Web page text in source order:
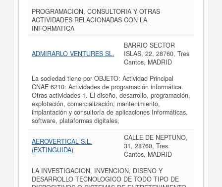
PROGRAMACION, CONSULTORIA Y OTRAS
ACTIVIDADES RELACIONADAS CON LA
INFORMATICA
ADMIRARLO VENTURES SL.
BARRIO SECTOR
ISLAS, 22, 28760, Tres
Cantos, MADRID
La sociedad tiene por OBJETO: Actividad Principal
CNAE 6210: Actividades de programación informática.
Otras actividades 1. El diseño, desarrollo, programación,
explotación, comercialización, mantenimiento,
implantación y consultoría de aplicaciones Informáticas,
software, plataformas digitales,
AEROVERTICAL S.L.
(EXTINGUIDA)
CALLE DE NEPTUNO,
31, 28760, Tres
Cantos, MADRID
LA INVESTIGACION, INVENCION, DISENO Y
DESARROLLO TECNOLOGICO DE TODO TIPO DE